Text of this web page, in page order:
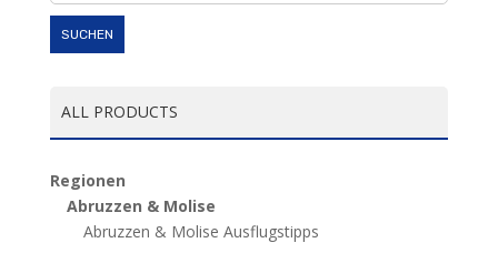
SUCHEN
ALL PRODUCTS
Regionen
Abruzzen & Molise
Abruzzen & Molise Ausflugstipps